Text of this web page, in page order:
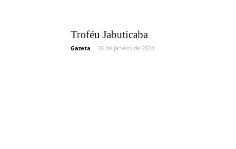
Troféu Jabuticaba
Gazeta - 26 de janeiro de 2024